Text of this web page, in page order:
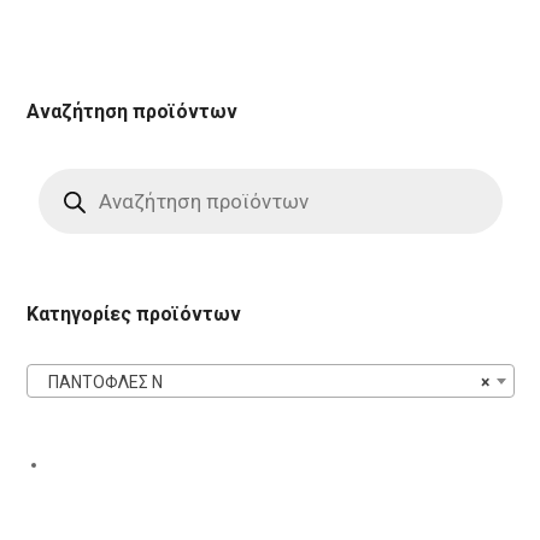
Αναζήτηση προϊόντων
search
Κατηγορίες προϊόντων
×
ΠΑΝΤΟΦΛΕΣ N